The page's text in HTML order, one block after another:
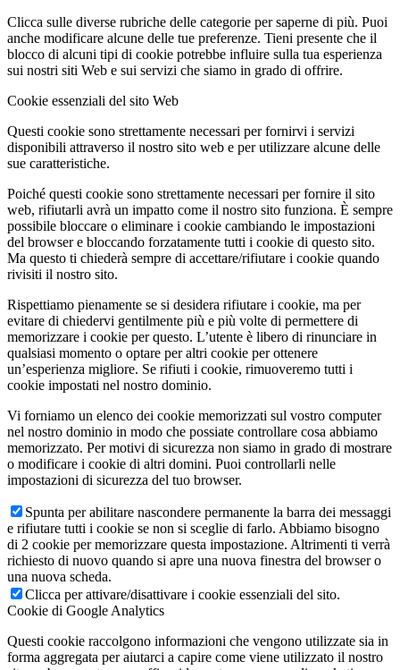
Clicca sulle diverse rubriche delle categorie per saperne di più. Puoi
anche modificare alcune delle tue preferenze. Tieni presente che il
blocco di alcuni tipi di cookie potrebbe influire sulla tua esperienza
sui nostri siti Web e sui servizi che siamo in grado di offrire.
Cookie essenziali del sito Web
Questi cookie sono strettamente necessari per fornirvi i servizi
disponibili attraverso il nostro sito web e per utilizzare alcune delle
sue caratteristiche.
Poiché questi cookie sono strettamente necessari per fornire il sito
web, rifiutarli avrà un impatto come il nostro sito funziona. È sempre
possibile bloccare o eliminare i cookie cambiando le impostazioni
del browser e bloccando forzatamente tutti i cookie di questo sito.
Ma questo ti chiederà sempre di accettare/rifiutare i cookie quando
rivisiti il nostro sito.
Rispettiamo pienamente se si desidera rifiutare i cookie, ma per
evitare di chiedervi gentilmente più e più volte di permettere di
memorizzare i cookie per questo. L’utente è libero di rinunciare in
qualsiasi momento o optare per altri cookie per ottenere
un’esperienza migliore. Se rifiuti i cookie, rimuoveremo tutti i
cookie impostati nel nostro dominio.
Vi forniamo un elenco dei cookie memorizzati sul vostro computer
nel nostro dominio in modo che possiate controllare cosa abbiamo
memorizzato. Per motivi di sicurezza non siamo in grado di mostrare
o modificare i cookie di altri domini. Puoi controllarli nelle
impostazioni di sicurezza del tuo browser.
Spunta per abilitare nascondere permanente la barra dei messaggi
e rifiutare tutti i cookie se non si sceglie di farlo. Abbiamo bisogno
di 2 cookie per memorizzare questa impostazione. Altrimenti ti verrà
richiesto di nuovo quando si apre una nuova finestra del browser o
una nuova scheda.
Clicca per attivare/disattivare i cookie essenziali del sito.
Cookie di Google Analytics
Questi cookie raccolgono informazioni che vengono utilizzate sia in
forma aggregata per aiutarci a capire come viene utilizzato il nostro